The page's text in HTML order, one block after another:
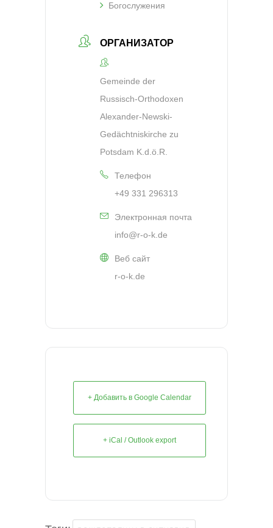
Богослужения
ОРГАНИЗАТОР
Gemeinde der
Russisch-Orthodoxen
Alexander-Newski-
Gedächtniskirche zu
Potsdam K.d.ö.R.
Телефон
+49 331 296313
Электронная почта
info@r-o-k.de
Веб сайт
r-o-k.de
+ Добавить в Google Calendar
+ iCal / Outlook export